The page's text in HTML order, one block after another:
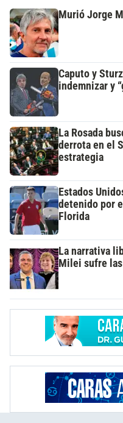
Murió Jorge
Caputo y
indemnizar y
La Rosada
derrota en el
estrategia
Estados
detenido por
Florida
La narrativa
Milei sufre